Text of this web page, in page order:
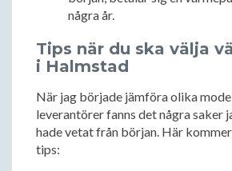
några år.
Tips när du ska välja
i Halmstad
När jag började jämföra olika
leverantörer fanns det några saker
hade vetat från början. Här
tips: